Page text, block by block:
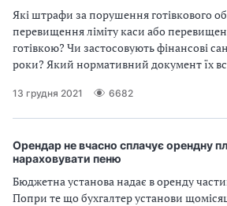
Які штрафи за порушення готівкового
перевищення ліміту каси або
готівкою? Чи застосовують фінансові
роки? Який нормативний документ їх
13 грудня 2021 6682
Орендар не вчасно сплачує орендну
нараховувати пеню
Бюджетна установа надає в оренду
Попри те що бухгалтер установи